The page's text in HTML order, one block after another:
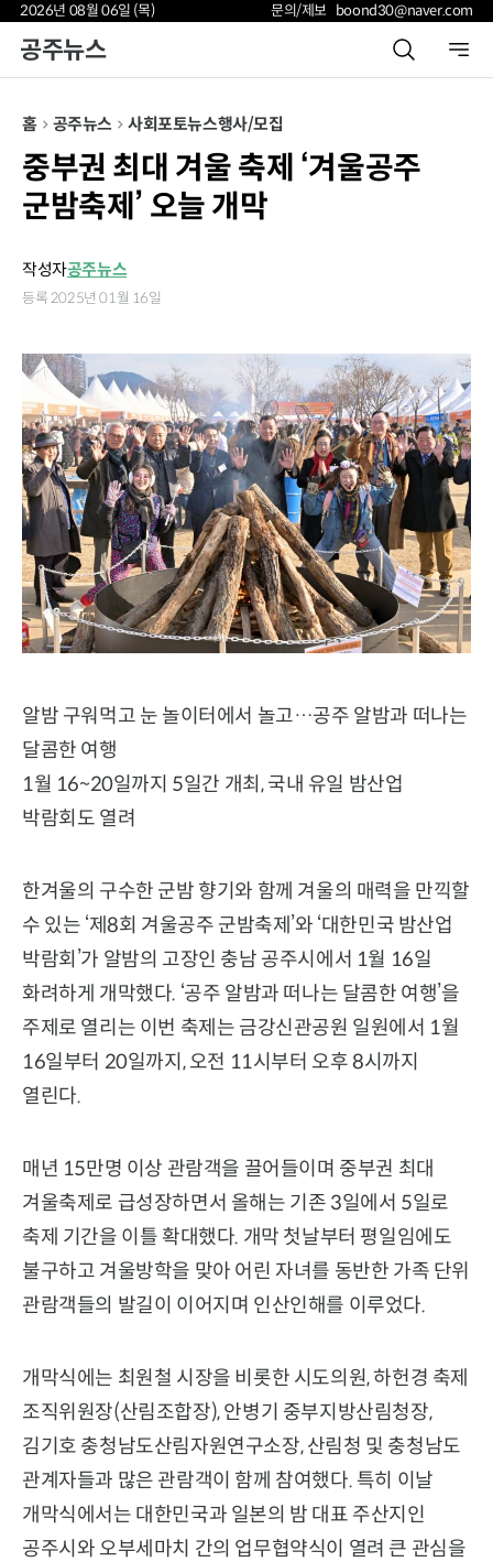
2026년 08월 06일 (목) 문의/제보 boond30@naver.com
공주뉴스
홈 공주뉴스 사회포토뉴스행사/모집
중부권 최대 겨울 축제 ‘겨울공주
군밤축제’ 오늘 개막
작성자공주뉴스
등록 2025년 01월 16일
알밤 구워먹고 눈 놀이터에서 놀고…공주 알밤과 떠나는
달콤한 여행
1월 16~20일까지 5일간 개최, 국내 유일 밤산업
박람회도 열려
한겨울의 구수한 군밤 향기와 함께 겨울의 매력을 만끽할
수 있는 ‘제8회 겨울공주 군밤축제’와 ‘대한민국 밤산업
박람회’가 알밤의 고장인 충남 공주시에서 1월 16일
화려하게 개막했다. ‘공주 알밤과 떠나는 달콤한 여행’을
주제로 열리는 이번 축제는 금강신관공원 일원에서 1월
16일부터 20일까지, 오전 11시부터 오후 8시까지
열린다.
매년 15만명 이상 관람객을 끌어들이며 중부권 최대
겨울축제로 급성장하면서 올해는 기존 3일에서 5일로
축제 기간을 이틀 확대했다. 개막 첫날부터 평일임에도
불구하고 겨울방학을 맞아 어린 자녀를 동반한 가족 단위
관람객들의 발길이 이어지며 인산인해를 이루었다.
개막식에는 최원철 시장을 비롯한 시도의원, 하헌경 축제
조직위원장(산림조합장), 안병기 중부지방산림청장,
김기호 충청남도산림자원연구소장, 산림청 및 충청남도
관계자들과 많은 관람객이 함께 참여했다. 특히 이날
개막식에서는 대한민국과 일본의 밤 대표 주산지인
공주시와 오부세마치 간의 업무협약식이 열려 큰 관심을